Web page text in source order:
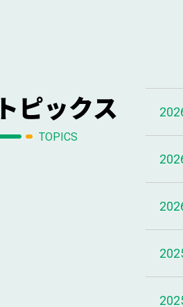
トピックス
TOPICS